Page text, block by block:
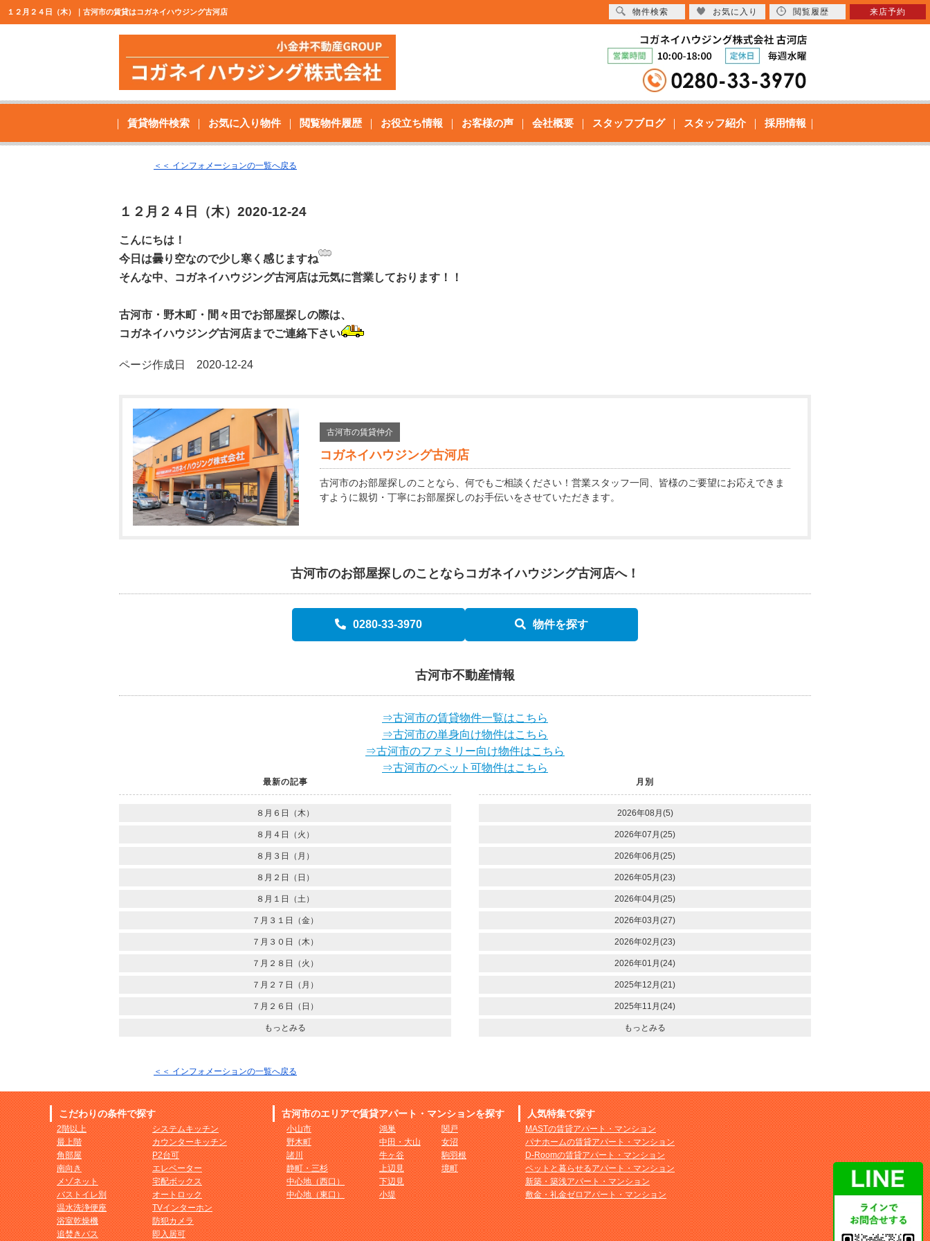
１２月２４日（木）｜古河市の賃貸はコガネイハウジング古河店
賃貸物件検索 お気に入り物件 閲覧物件履歴 お役立ち情報 お客様の声 会社概要 スタッフブログ スタッフ紹介 採用情報
＜＜ インフォメーションの一覧へ戻る
１２月２４日（木） 2020-12-24
こんにちは！
今日は曇り空なので少し寒く感じますね
そんな中、コガネイハウジング古河店は元気に営業しております！！
古河市・野木町・間々田でお部屋探しの際は、
コガネイハウジング古河店までご連絡下さい
ページ作成日 2020-12-24
古河市の賃貸仲介
コガネイハウジング古河店
古河市のお部屋探しのことなら、何でもご相談ください！営業スタッフ一同、皆様のご要望にお応えできま
すように親切・丁寧にお部屋探しのお手伝いをさせていただきます。
古河市のお部屋探しのことなら コガネイハウジング古河店へ！
0280-33-3970 物件を探す
古河市不動産情報
⇒古河市の賃貸物件一覧はこちら
⇒古河市の単身向け物件はこちら
⇒古河市のファミリー向け物件はこちら
⇒古河市のペット可物件はこちら
最新の記事
８月６日（木）
８月４日（火）
８月３日（月）
８月２日（日）
８月１日（土）
７月３１日（金）
７月３０日（木）
７月２８日（火）
７月２７日（月）
７月２６日（日）
もっとみる
月別
2026年08月(5)
2026年07月(25)
2026年06月(25)
2026年05月(23)
2026年04月(25)
2026年03月(27)
2026年02月(23)
2026年01月(24)
2025年12月(21)
2025年11月(24)
もっとみる
＜＜ インフォメーションの一覧へ戻る
こだわりの条件で探す
2階以上
最上階
角部屋
南向き
メゾネット
バストイレ別
温水洗浄便座
浴室乾燥機
追焚きバス
システムキッチン
カウンターキッチン
P2台可
エレベーター
宅配ボックス
オートロック
TVインターホン
防犯カメラ
即入居可
古河市のエリアで賃貸アパート・マンションを探す
小山市
野木町
諸川
静町・三杉
中心地（西口）
中心地（東口）
鴻巣
中田・大山
牛ヶ谷
上辺見
下辺見
小堤
関戸
女沼
駒羽根
境町
人気特集で探す
MASTの賃貸アパート・マンション
パナホームの賃貸アパート・マンション
D-Roomの賃貸アパート・マンション
ペットと暮らせるアパート・マンション
新築・築浅アパート・マンション
敷金・礼金ゼロアパート・マンション
物件検索 お気に入り 閲覧履歴 来店予約